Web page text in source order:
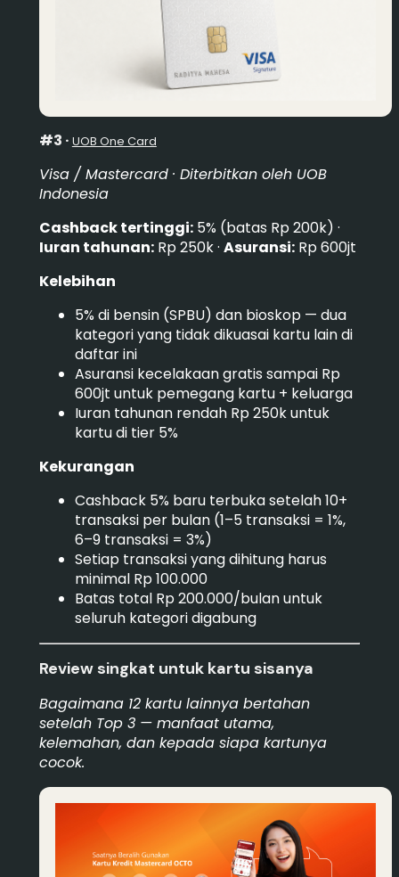
#3 · UOB One Card
Visa / Mastercard · Diterbitkan oleh UOB
Indonesia
Cashback tertinggi:5% (batas Rp 200k) ·
Iuran tahunan:Rp 250k · Asuransi:Rp 600jt
Kelebihan
5% di bensin (SPBU) dan bioskop — dua
kategori yang tidak dikuasai kartu lain di
daftar ini
Asuransi kecelakaan gratis sampai Rp
600jt untuk pemegang kartu + keluarga
Iuran tahunan rendah Rp 250k untuk
kartu di tier 5%
Kekurangan
Cashback 5% baru terbuka setelah 10+
transaksi per bulan (1–5 transaksi = 1%,
6–9 transaksi = 3%)
Setiap transaksi yang dihitung harus
minimal Rp 100.000
Batas total Rp 200.000/bulan untuk
seluruh kategori digabung
Review singkat untuk kartu sisanya
Bagaimana 12 kartu lainnya bertahan
setelah Top 3 — manfaat utama,
kelemahan, dan kepada siapa kartunya
cocok.